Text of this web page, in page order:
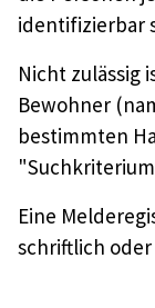
identifizierbar
Nicht zulässig
Bewohner
bestimmten
Eine
schriftlich oder